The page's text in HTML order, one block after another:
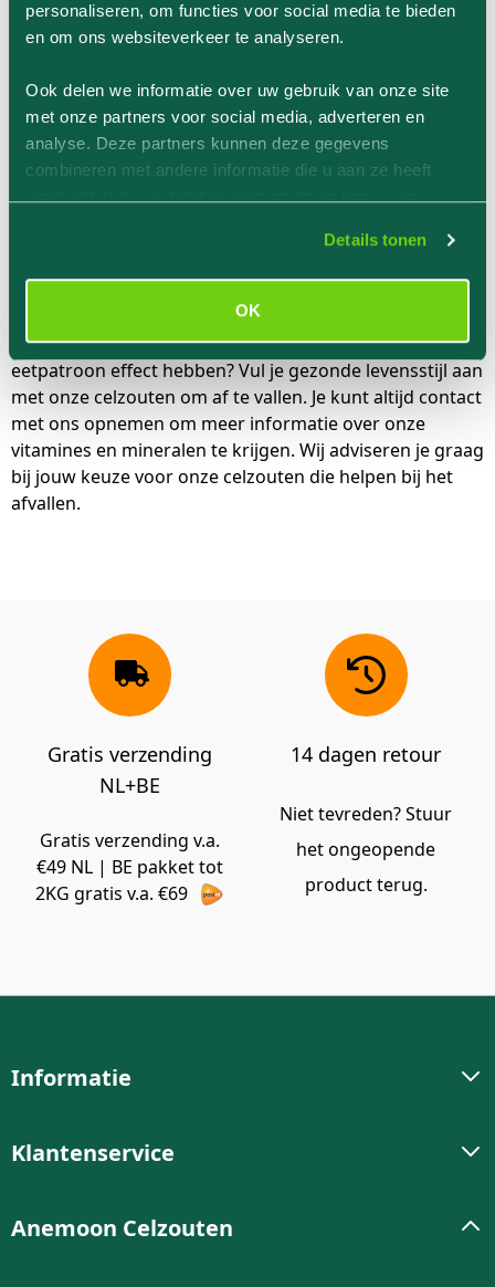
personaliseren, om functies voor social media te bieden
en om ons websiteverkeer te analyseren.
Ook delen we informatie over uw gebruik van onze site
met onze partners voor social media, adverteren en
analyse. Deze partners kunnen deze gegevens
combineren met andere informatie die u aan ze heeft
Details tonen
OK
Koop celzouten om af te vallen
bij Celzouten.eu
Wil jij resultaat boeken en merken dat je sport- en
eetpatroon effect hebben? Vul je gezonde levensstijl aan
met onze celzouten om af te vallen. Je kunt altijd contact
met ons opnemen om meer informatie over onze
vitamines en mineralen te krijgen. Wij adviseren je graag
bij jouw keuze voor onze celzouten die helpen bij het
afvallen.
Gratis verzending
NL+BE
Gratis verzending v.a.
€49 NL | BE pakket tot
2KG gratis v.a. €69
14 dagen retour
Niet tevreden? Stuur
het ongeopende
product terug.
Informatie
Klantenservice
Anemoon Celzouten